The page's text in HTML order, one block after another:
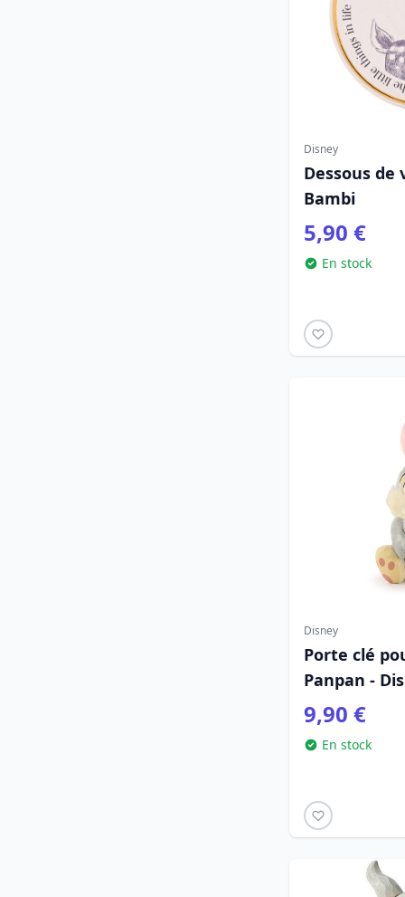
Disney
Dessous de
Bambi
5,90 €
En stock
Disney
Porte clé
Panpan -
9,90 €
En stock